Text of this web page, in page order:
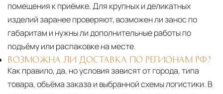
помещения к приёмке. Для крупных и деликатных
изделий заранее проверяют, возможен ли занос по
габаритам и нужны ли дополнительные работы по
подъёму или распаковке на месте.
ВОЗМОЖНА ЛИ ДОСТАВКА ПО РЕГИОНАМ РФ?
Как правило, да, но условия зависят от города, типа
товара, объёма заказа и выбранной схемы логистики. В